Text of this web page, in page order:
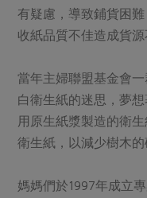
有疑慮，導致鋪貨困
收紙品質不佳造成貨
當年主婦聯盟基金會
白衛生紙的迷思，夢
用原生紙漿製造的衛
衛生紙，以減少樹木的
媽媽們於1997年成立